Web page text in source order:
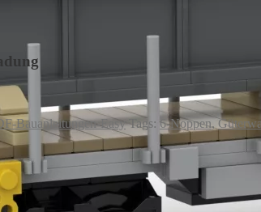
Bauanleitungen-Easy Tags: 6-Noppen,